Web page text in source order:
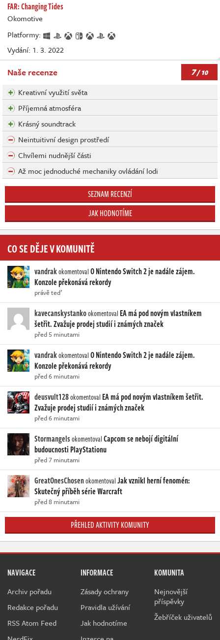
FAR: Changing Tides
Okomotive
Platformy:
Vydání: 1. 3. 2022
Naše recenze 7/ 10
Kreativní využití světa
Příjemná atmosféra
Krásný soundtrack
Neintuitivní design prostředí
Chvílemi nudnější části
Až moc jednoduché mechaniky ovládání lodi
SEZNAM RECENZÍ
JAK HODNOTÍME
CO SE DĚJE V KOMUNITĚ
vandrakokomentovalO Nintendo Switch 2 je nadále zájem.
Konzole překonává rekordy
právě teď
kavecanskystankookomentoval EA má pod novým vlastníkem
šetřit. Zvažuje prodej studií i známých značek
před 5 minutami
vandrakokomentovalO Nintendo Switch 2 je nadále zájem.
Konzole překonává rekordy
před 6 minutami
deusvult128okomentoval EA má pod novým vlastníkem šetřit.
Zvažuje prodej studií i známých značek
před 6 minutami
StormangelsokomentovalCapcom se nebojí digitální
budoucnosti PlayStationu
před 7 minutami
GreatOnesChosenokomentovalJak vznikl herní fenomén:
Skutečný příběh série Warcraft
před 8 minutami
PŘEHLED AKTIVITY KOMUNITY
NAVIGACE
Archiv pořadu
Redakce pořadu
RSS Atom Feed
INFORMACE
Zásady ochrany
Pravidla užívání
Jak hodnotíme
KOMUNITA
Nejnovější
příspěvky
Žebříček uživatelů